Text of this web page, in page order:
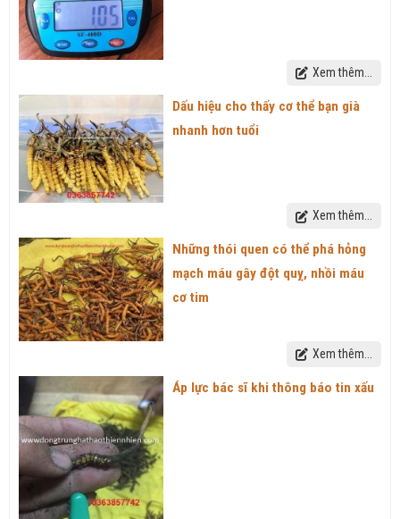
Xem thêm...
Dấu hiệu cho thấy cơ thể bạn già
nhanh hơn tuổi
Xem thêm...
Những thói quen có thể phá hỏng
mạch máu gây đột quỵ, nhồi máu
cơ tim
Xem thêm...
Áp lực bác sĩ khi thông báo tin xấu